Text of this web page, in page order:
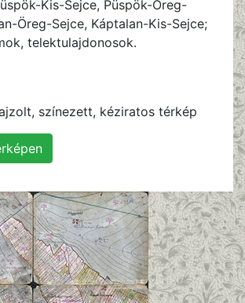
Kis-Sejce, Püspök-Öreg-
Öreg-Sejce, Káptalan-Kis-Sejce;
telektulajdonosok.
színezett, kéziratos térkép